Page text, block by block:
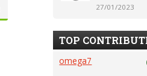
27/01/2023
TOP
omega7